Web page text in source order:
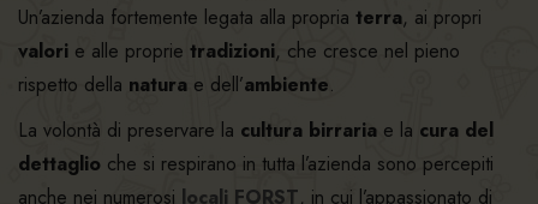
Un’azienda fortemente legata alla propria terra, ai propri
valori e alle proprie tradizioni, che cresce nel pieno
rispetto della natura e dell’ambiente.
La volontà di preservare la cultura birraria e la cura del
dettaglio che si respirano in tutta l’azienda sono percepiti
anche nei numerosi locali FORST, in cui l’appassionato di